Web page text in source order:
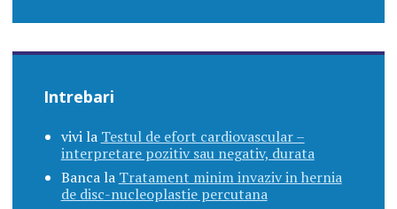
Intrebari
vivila Testul de efort cardiovascular –
interpretare pozitiv sau negativ, durata
Bancala Tratament minim invaziv in hernia
de disc-nucleoplastie percutana